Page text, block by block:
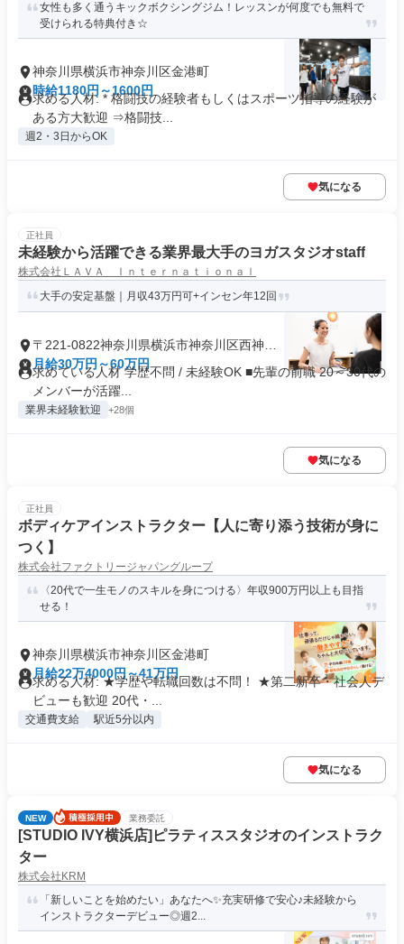
女性も多く通うキックボクシングジム！レッスンが何度でも無料で
受けられる特典付き☆
神奈川県横浜市神奈川区金港町
時給1180円～1600円
求める人材: * 格闘技の経験者もしくはスポーツ指導の経験が
ある方大歓迎 ⇒格闘技...
週2・3日からOK
気になる
正社員
未経験から活躍できる業界最大手のヨガスタジオstaff
株式会社ＬＡＶＡ Ｉｎｔｅｒｎａｔｉｏｎａｌ
大手の安定基盤｜月収43万円可+インセン年12回
〒221-0822神奈川県横浜市神奈川区西神奈
川
月給30万円～60万円
求めている人材 学歴不問 / 未経験OK ■先輩の前職 20～30代の
メンバーが活躍...
業界未経験歓迎 +28個
気になる
正社員
ボディケアインストラクター【人に寄り添う技術が身に
つく】
株式会社ファクトリージャパングループ
〈20代で一生モノのスキルを身につける〉年収900万円以上も目指
せる！
神奈川県横浜市神奈川区金港町
月給22万4000円～41万円
求める人材: ★学歴や転職回数は不問！ ★第二新卒・社会人デ
ビューも歓迎 20代・...
交通費支給 駅近5分以内
気になる
NEW 業務委託
[STUDIO IVY横浜店]ピラティススタジオのインストラク
ター
株式会社KRM
「新しいことを始めたい」あなたへ✨充実研修で安心♪未経験から
インストラクターデビュー◎週2...